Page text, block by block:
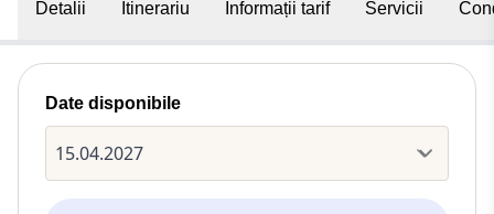
Detalii Itinerariu Informații tarif Servicii
Date disponibile